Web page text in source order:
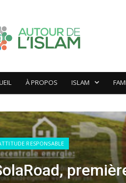
À PROPOS ISLAM
RESPONSABLE